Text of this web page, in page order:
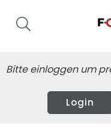
Bitte einloggen um
Login